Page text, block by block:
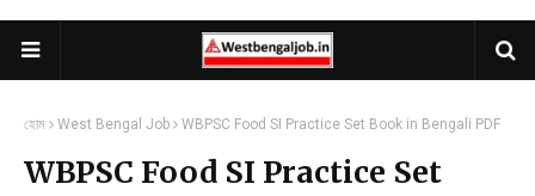
হোম West Bengal Job WBPSC Food SI Practice Set Book in Bengali PDF
WBPSC Food SI Practice Set